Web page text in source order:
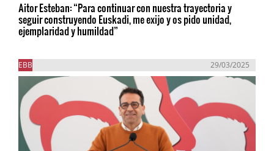
Aitor Esteban: “Para continuar con nuestra trayectoria y
seguir construyendo Euskadi, me exijo y os pido unidad,
ejemplaridad y humildad”
EBB 29/03/2025